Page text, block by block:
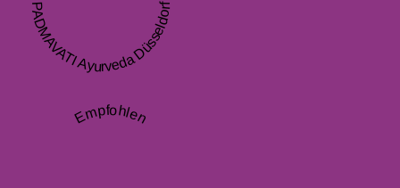
PADMAVATI Ayurveda Düsseldorf
Empfohlen